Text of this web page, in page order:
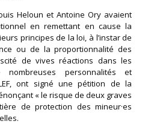
Heloun et Antoine Ory avaient
en remettant en cause la
principes de la loi, à l’instar de
ou de la proportionnalité des
de vives réactions dans les
nombreuses personnalités et
ont signé une pétition de la
« le risque de deux graves
de protection des mineur·es